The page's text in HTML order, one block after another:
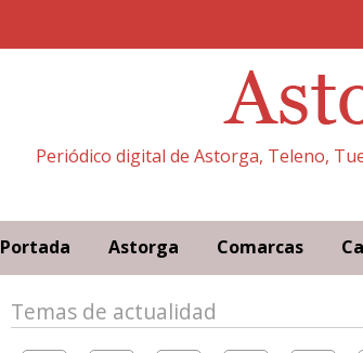
Periódico digital de Astorga, Teleno,
Portada Astorga Comarcas
Temas de actualidad